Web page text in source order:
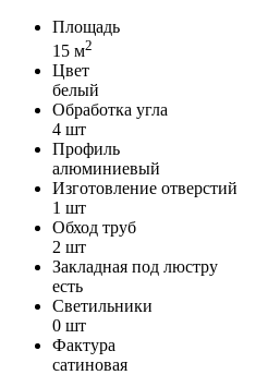
Площадь
15 м2
Цвет
белый
Обработка угла
4 шт
Профиль
алюминиевый
Изготовление отверстий
1 шт
Обход труб
2 шт
Закладная под люстру
есть
Светильники
0 шт
Фактура
сатиновая